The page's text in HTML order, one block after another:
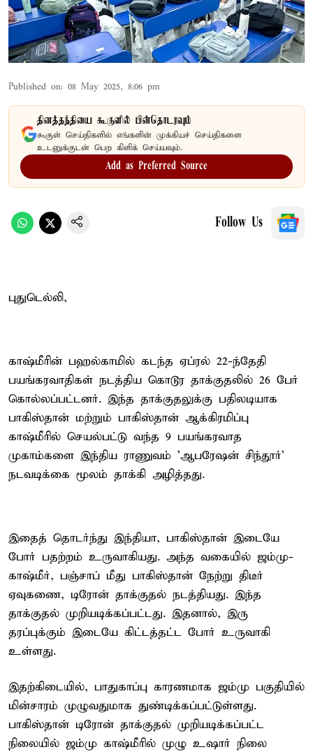
Published on: 08 May 2025, 8:06 pm
தினத்தந்தியை கூகுளில் பின்தொடரவும்
கூகுள் செய்திகளில் எங்களின் முக்கியச் செய்திகளை
உடனுக்குடன் பெற கிளிக் செய்யவும்.
Add as Preferred Source
Follow Us
புதுடெல்லி,
காஷ்மீரின் பஹல்காமில் கடந்த ஏப்ரல் 22-ந்தேதி
பயங்கரவாதிகள் நடத்திய கொடூர தாக்குதலில் 26 பேர்
கொல்லப்பட்டனர். இந்த தாக்குதலுக்கு பதிலடியாக
பாகிஸ்தான் மற்றும் பாகிஸ்தான் ஆக்கிரமிப்பு
காஷ்மீரில் செயல்பட்டு வந்த 9 பயங்கரவாத
முகாம்களை இந்திய ராணுவம் 'ஆபரேஷன் சிந்தூர்'
நடவடிக்கை மூலம் தாக்கி அழித்தது.
இதைத் தொடர்ந்து இந்தியா, பாகிஸ்தான் இடையே
போர் பதற்றம் உருவாகியது. அந்த வகையில் ஜம்மு-
காஷ்மீர், பஞ்சாப் மீது பாகிஸ்தான் நேற்று திடீர்
ஏவுகணை, டிரோன் தாக்குதல் நடத்தியது. இந்த
தாக்குதல் முறியடிக்கப்பட்டது. இதனால், இரு
தரப்புக்கும் இடையே கிட்டத்தட்ட போர் உருவாகி
உள்ளது.
இதற்கிடையில், பாதுகாப்பு காரணமாக ஜம்மு பகுதியில்
மின்சாரம் முழுவதுமாக துண்டிக்கப்பட்டுள்ளது.
பாகிஸ்தான் டிரோன் தாக்குதல் முறியடிக்கப்பட்ட
நிலையில் ஜம்மு காஷ்மீரில் முழு உஷார் நிலை